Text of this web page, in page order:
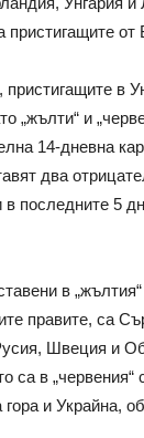
пристигащите от
в
„жълти“ и
14-дневна
два
в последните 5
в
правите, са
Швеция и
са в „червения“
и Украйна,